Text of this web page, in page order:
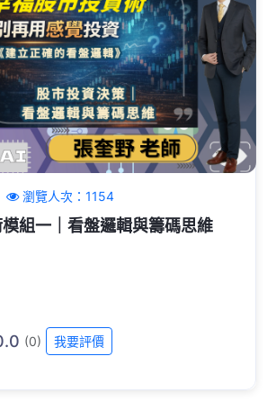
瀏覽人次：1154
組一｜看盤邏輯與籌碼思維
(0) 我要評價